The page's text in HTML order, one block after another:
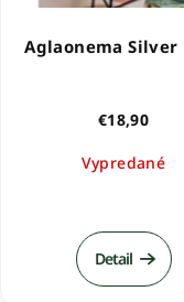
Aglaonema Silver
€18,90
Vypredané
Detail